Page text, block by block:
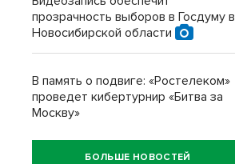
прозрачность выборов в Госдуму в
Новосибирской области
В память о подвиге: «Ростелеком»
проведет кибертурнир «Битва за
Москву»
БОЛЬШЕ НОВОСТЕЙ